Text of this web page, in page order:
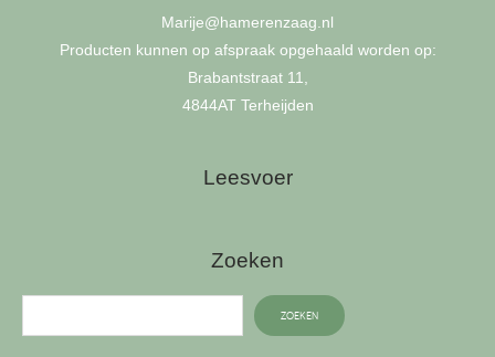
Marije@hamerenzaag.nl
Producten kunnen op afspraak opgehaald worden op:
Brabantstraat 11,
4844AT Terheijden
Leesvoer
Zoeken
ZOEKEN